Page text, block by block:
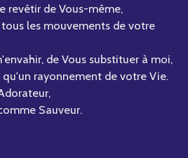
revêtir de Vous-même,
les mouvements de votre
de Vous substituer à moi,
rayonnement de votre Vie.
Sauveur.